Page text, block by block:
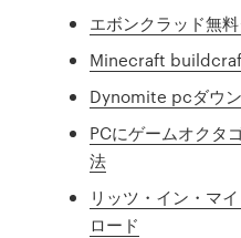
エボンクラッド無
Minecraft
Dynomite pcダウ
PCにゲームオクタ
法
リッツ・イン・マ
ロード